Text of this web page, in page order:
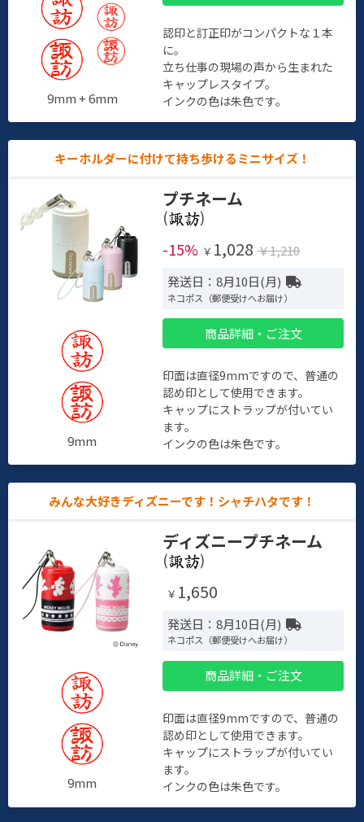
9mm + 6mm
認印と訂正印がコンパクトな１本
に。
立ち仕事の現場の声から生まれた
キャップレスタイプ。
インクの色は朱色です。
キーホルダーに付けて持ち歩けるミニサイズ！
9mm
プチネーム
(
)
-15% ￥ 1,028 ￥1,210
発送日：8月10日(月)
ネコポス（郵便受けへお届け）
商品詳細・ご注文
印面は直径9mmですので、普通の
認め印として使用できます。
キャップにストラップが付いてい
ます。
インクの色は朱色です。
みんな大好きディズニーです！シャチハタです！
9mm
ディズニープチネーム
( )
￥ 1,650
発送日：8月10日(月)
ネコポス（郵便受けへお届け）
商品詳細・ご注文
印面は直径9mmですので、普通の
認め印として使用できます。
キャップにストラップが付いてい
ます。
インクの色は朱色です。